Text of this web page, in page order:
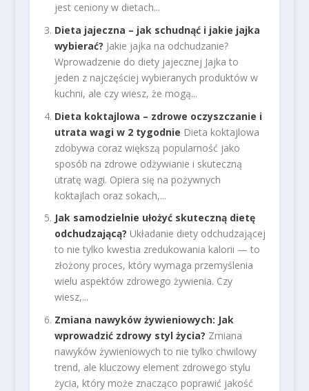
jest ceniony w dietach...
Dieta jajeczna – jak schudnąć i jakie jajka
wybierać? Jakie jajka na odchudzanie?
Wprowadzenie do diety jajecznej Jajka to
jeden z najczęściej wybieranych produktów w
kuchni, ale czy wiesz, że mogą...
Dieta koktajlowa – zdrowe oczyszczanie i
utrata wagi w 2 tygodnie Dieta koktajlowa
zdobywa coraz większą popularność jako
sposób na zdrowe odżywianie i skuteczną
utratę wagi. Opiera się na pożywnych
koktajlach oraz sokach,...
Jak samodzielnie ułożyć skuteczną dietę
odchudzającą? Układanie diety odchudzającej
to nie tylko kwestia zredukowania kalorii — to
złożony proces, który wymaga przemyślenia
wielu aspektów zdrowego żywienia. Czy
wiesz,...
Zmiana nawyków żywieniowych: Jak
wprowadzić zdrowy styl życia? Zmiana
nawyków żywieniowych to nie tylko chwilowy
trend, ale kluczowy element zdrowego stylu
życia, który może znacząco poprawić jakość